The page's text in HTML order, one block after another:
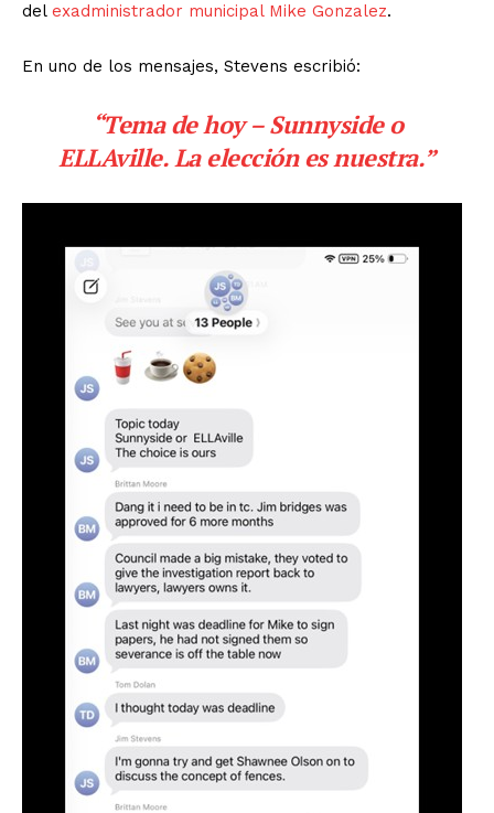
del exadministrador municipal Mike Gonzalez.
En uno de los mensajes, Stevens escribió:
“Tema de hoy – Sunnyside o
ELLAville. La elección es nuestra.”